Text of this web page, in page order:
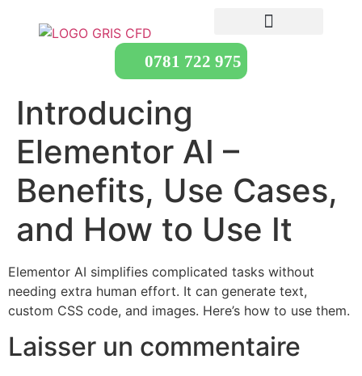
0781 722 975
Introducing
Elementor AI –
Benefits, Use Cases,
and How to Use It
Elementor AI simplifies complicated tasks without
needing extra human effort. It can generate text,
custom CSS code, and images. Here’s how to use them.
Laisser un commentaire